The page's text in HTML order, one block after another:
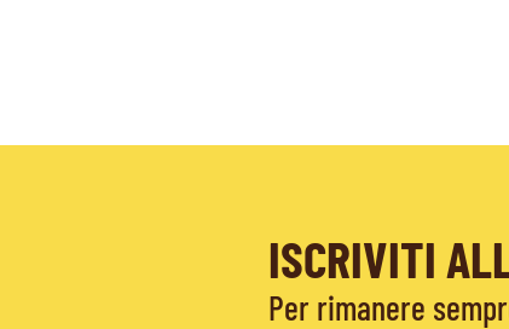
ISCRIVITI
Per rimanere